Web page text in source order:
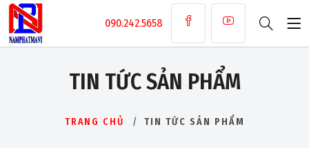
090.242.5658
TIN TỨC SẢN PHẨM
TRANG CHỦ TIN TỨC SẢN PHẨM